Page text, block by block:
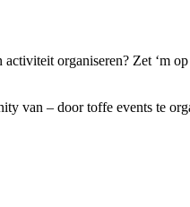
organiseren? Zet ‘m op
van – door toffe events te